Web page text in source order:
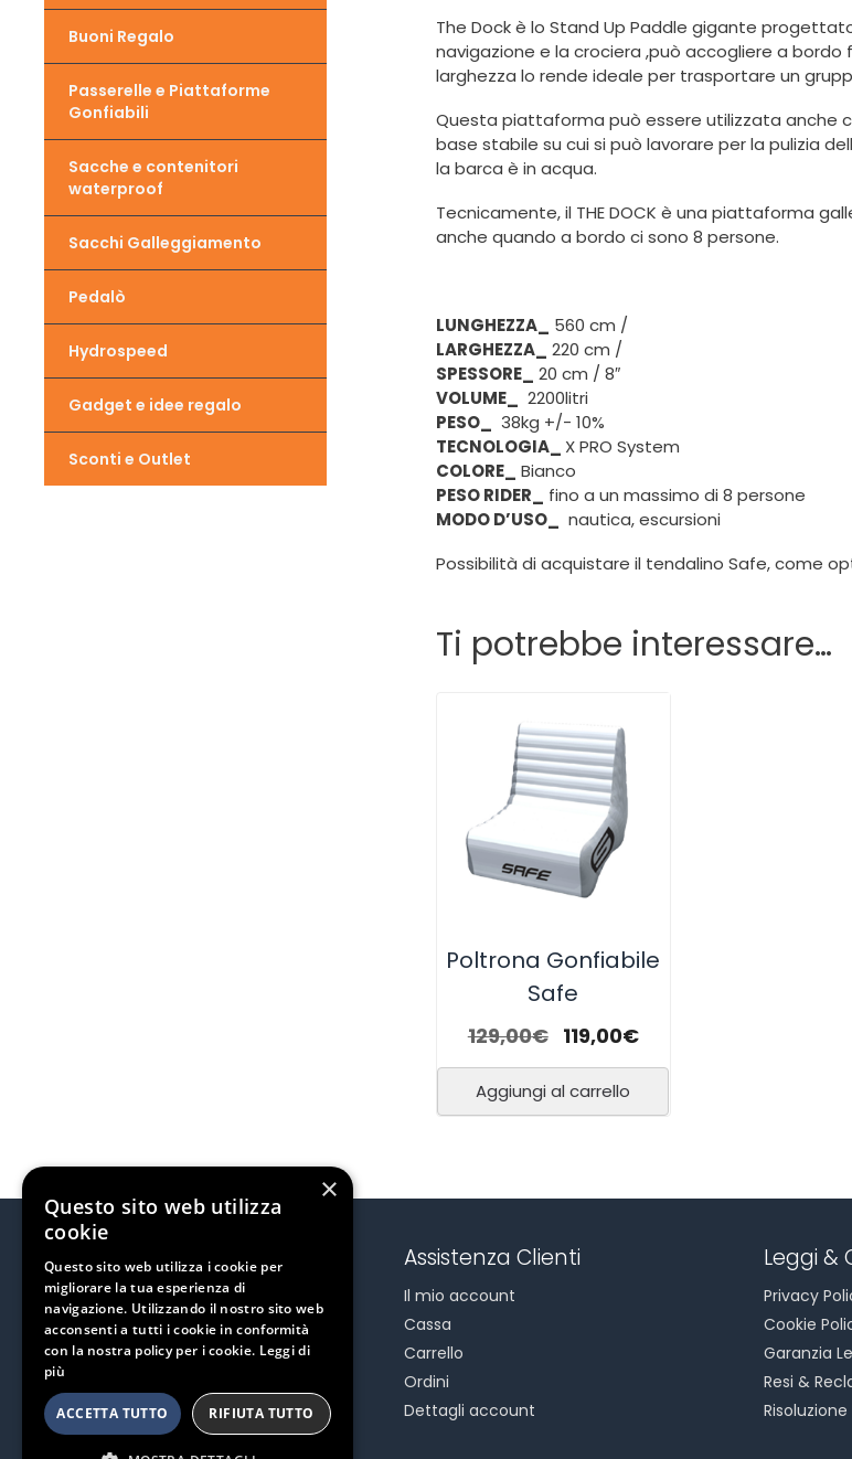
The Dock è lo Stand Up Paddle gigante
navigazione e la crociera ,può accogliere a bordo
larghezza lo rende ideale per trasportare un
Questa piattaforma può essere utilizzata anche
base stabile su cui si può lavorare per la pulizia
la barca è in acqua.
Tecnicamente, il THE DOCK è una piattaforma
anche quando a bordo ci sono 8 persone.
LUNGHEZZA_ 560 cm /
LARGHEZZA_ 220 cm /
SPESSORE_ 20 cm / 8″
VOLUME_ 2200litri
PESO_ 38kg +/- 10%
TECNOLOGIA_ X PRO System
COLORE_ Bianco
PESO RIDER_ fino a un massimo di 8 persone
MODO D’USO_ nautica, escursioni
Possibilità di acquistare il tendalino Safe, come
Ti potrebbe interessare…
Poltrona Gonfiabile
Safe
129,00€ 119,00€
Aggiungi al carrello
Buoni Regalo
Passerelle e Piattaforme
Gonfiabili
Sacche e contenitori
waterproof
Sacchi Galleggiamento
Pedalò
Hydrospeed
Gadget e idee regalo
Sconti e Outlet
Contatti & Punto Vendita
CANOASHOP. COM
Via Torquato Tasso 8
Cesano Boscone Milano – Italy
Tel. 024504513 – cell. 3421319972
P.IVA 06746760963
info@canoashop.com
Assistenza Clienti
Il mio account
Cassa
Carrello
Ordini
Dettagli account
Leggi &
Privacy
Cookie
Garanzia
Resi &
×
Questo sito web utilizza
cookie
Questo sito web utilizza i cookie per
migliorare la tua esperienza di
navigazione. Utilizzando il nostro sito web
acconsenti a tutti i cookie in conformità
con la nostra policy per i cookie. Leggi di
più
ACCETTA TUTTO RIFIUTA TUTTO